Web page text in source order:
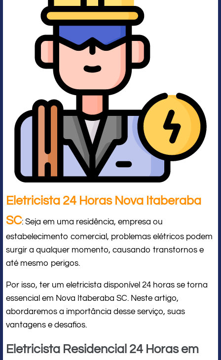
Eletricista 24 Horas Nova Itaberaba
SC: Seja em uma residência, empresa ou
estabelecimento comercial, problemas elétricos podem
surgir a qualquer momento, causando transtornos e
até mesmo perigos.
Por isso, ter um eletricista disponível 24 horas se torna
essencial em Nova Itaberaba SC. Neste artigo,
abordaremos a importância desse serviço, suas
vantagens e desafios.
Eletricista Residencial 24 Horas em